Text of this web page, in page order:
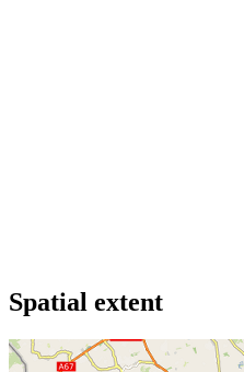
Spatial extent